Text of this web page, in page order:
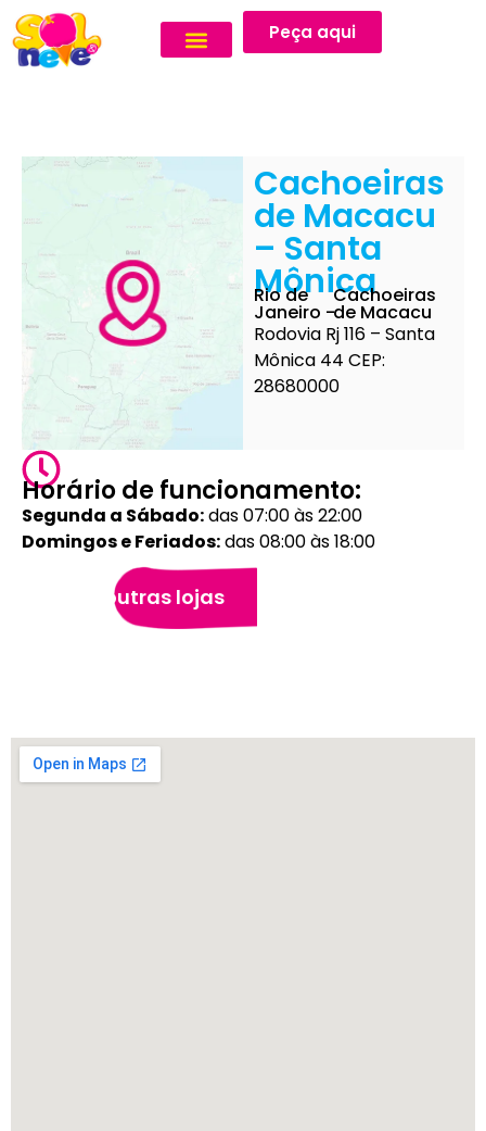
Peça aqui
Cachoeiras
de Macacu
– Santa
Mônica
Rio de
Janeiro -
Cachoeiras
de Macacu
Rodovia Rj 116 – Santa
Mônica 44 CEP:
28680000
Horário de funcionamento:
Segunda a Sábado:das 07:00 às 22:00
Domingos e Feriados:das 08:00 às 18:00
Veja outras lojas